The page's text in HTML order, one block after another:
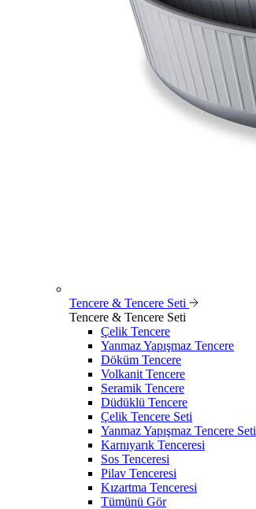
Tencere & Tencere Seti
Tencere & Tencere Seti
Çelik Tencere
Yanmaz Yapışmaz Tencere
Döküm Tencere
Volkanit Tencere
Seramik Tencere
Düdüklü Tencere
Çelik Tencere Seti
Yanmaz Yapışmaz Tencere Seti
Karnıyarık Tenceresi
Sos Tenceresi
Pilav Tenceresi
Kızartma Tenceresi
Tümünü Gör